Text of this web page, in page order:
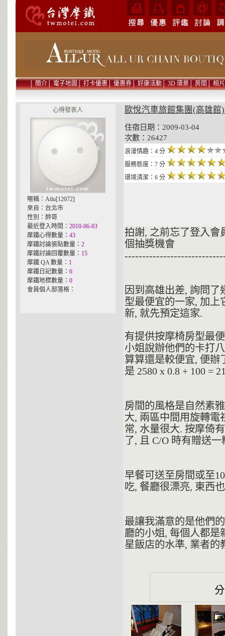
│簡介│電子地圖│打卡優惠│優惠券│好康活動│3D 環景│房間│相片
心得發表人
暱稱：Atlu[12072]
來自：台北市
性別：帥哥
最近登入時間： 2010-06-03
摩鐵心得數量： 43
摩鐵討論張貼數量： 2
摩鐵討論回覆數量： 15
摩鐵 QA 數量： 1
摩鐵日記數量： 6
摩鐵地標數量： 0
會員個人部落格：
歐悅汽車旅館集團(高雄館
住宿日期：2009-03-04
次數：26427
浪漫情趣：4 分
服務態度：7 分
環境清潔：6 分
拍謝, 之前忘了登入會
個抽獎機會
因到高雄出差, 詢問
型最便宜的一家, 加上
新, 就先預定這家.
有提供按摩椅房型最
小姐說辦他們的卡打
算算還是較便宜, 便辦
是 2580 x 0.8 + 100 =
房間的風格是自然素
大, 兩區中間用旋轉電
常, 水量很大. 按摩倚
了, 且 C/O 時有贈送
早餐可送至房間或至
吃, 餐廳很漂亮, 東西
最讓我滿意的是他們
廳的小姐, 每個人都是
星飯店的水準, 業者的